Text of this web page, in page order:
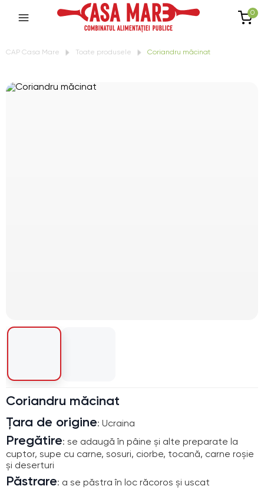
0
CAP Casa Mare Toate produsele Coriandru măcinat
Coriandru măcinat
Țara de origine: Ucraina
Pregătire: se adaugă în pâine și alte preparate la
cuptor, supe cu carne, sosuri, ciorbe, tocană, carne roșie
și deserturi
Păstrare: a se păstra în loc răcoros și uscat